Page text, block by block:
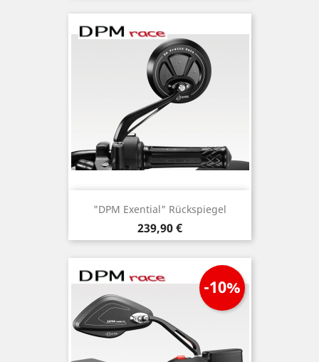
"DPM Exential" Rückspiegel
Preis
239,90 €
-10%